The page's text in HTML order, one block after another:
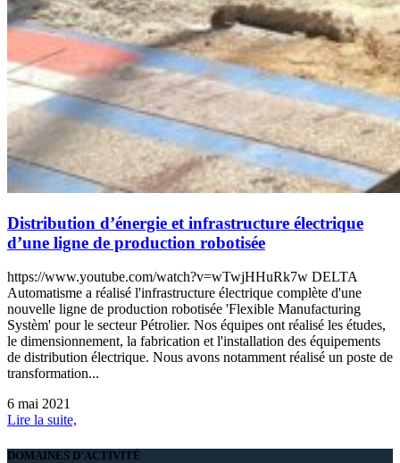
Distribution d’énergie et infrastructure électrique
d’une ligne de production robotisée
https://www.youtube.com/watch?v=wTwjHHuRk7w DELTA
Automatisme a réalisé l'infrastructure électrique complète d'une
nouvelle ligne de production robotisée 'Flexible Manufacturing
Systèm' pour le secteur Pétrolier. Nos équipes ont réalisé les études,
le dimensionnement, la fabrication et l'installation des équipements
de distribution électrique. Nous avons notamment réalisé un poste de
transformation...
6 mai 2021
Lire la suite,
DOMAINES D’ACTIVITÉ